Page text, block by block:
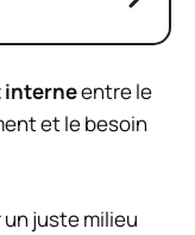
entre le
et le besoin
juste milieu